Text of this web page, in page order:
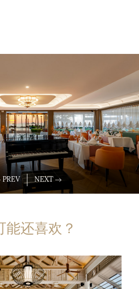
能还喜欢？